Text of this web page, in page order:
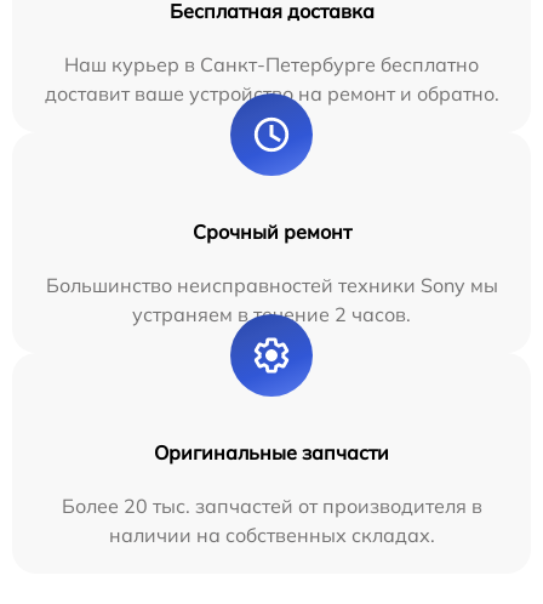
Бесплатная доставка
Наш курьер в Санкт-Петербурге бесплатно
доставит ваше устройство на ремонт и обратно.
Срочный ремонт
Большинство неисправностей техники Sony мы
устраняем в течение 2 часов.
Оригинальные запчасти
Более 20 тыс. запчастей от производителя в
наличии на собственных складах.